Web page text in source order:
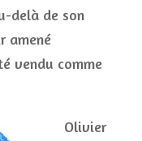
delà de son
amené
vendu comme
Olivier